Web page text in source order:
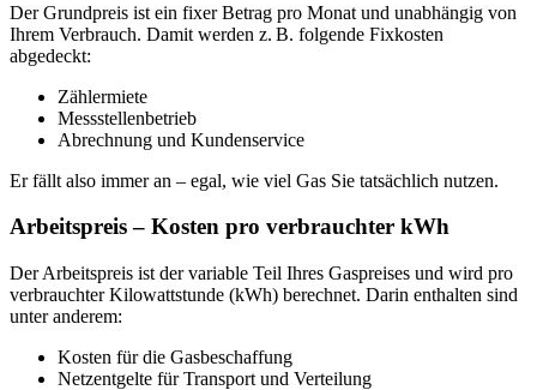
Der Grundpreis ist ein fixer Betrag pro Monat und unabhängig von
Ihrem Verbrauch. Damit werden z. B. folgende Fixkosten
abgedeckt:
Zählermiete
Messstellenbetrieb
Abrechnung und Kundenservice
Er fällt also immer an – egal, wie viel Gas Sie tatsächlich nutzen.
Arbeitspreis – Kosten pro verbrauchter kWh
Der Arbeitspreis ist der variable Teil Ihres Gaspreises und wird pro
verbrauchter Kilowattstunde (kWh) berechnet. Darin enthalten sind
unter anderem:
Kosten für die Gasbeschaffung
Netzentgelte für Transport und Verteilung